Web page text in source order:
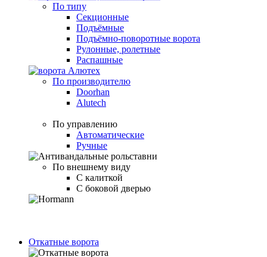
По типу
Секционные
Подъёмные
Подъёмно-поворотные ворота
Рулонные, ролетные
Распашные
По производителю
Doorhan
Alutech
По управлению
Автоматические
Ручные
По внешнему виду
С калиткой
С боковой дверью
Откатные ворота